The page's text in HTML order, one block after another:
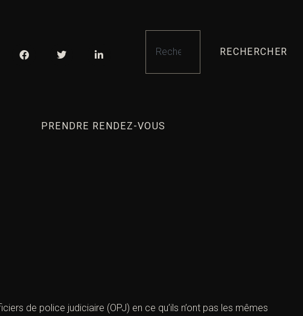
RECHERCHER
PRENDRE RENDEZ-VOUS
de police judiciaire (OPJ) en ce qu’ils n’ont pas les mêmes